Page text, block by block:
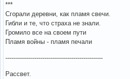
***
Сгорали деревни, как пламя свечи.
Гибли и те, что страха не знали.
Громило все на своем пути
Пламя войны - пламя печали
--------------------------------------------------
Рассвет.